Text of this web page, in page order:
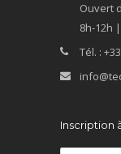
Ouvert
8h-12h
Tél. :
Inscription